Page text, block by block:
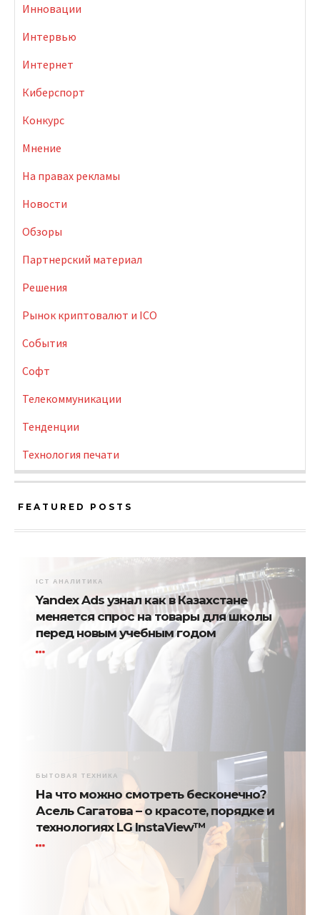
Инновации
Интервью
Интернет
Киберспорт
Конкурс
Мнение
На правах рекламы
Новости
Обзоры
Партнерский материал
Решения
Рынок криптовалют и ICO
События
Софт
Телекоммуникации
Тенденции
Технология печати
FEATURED POSTS
ICT АНАЛИТИКА
Yandex Ads узнал как в Казахстане
меняется спрос на товары для школы
перед новым учебным годом
БЫТОВАЯ ТЕХНИКА
На что можно смотреть бесконечно?
Асель Сагатова – о красоте, порядке и
технологиях LG InstaView™